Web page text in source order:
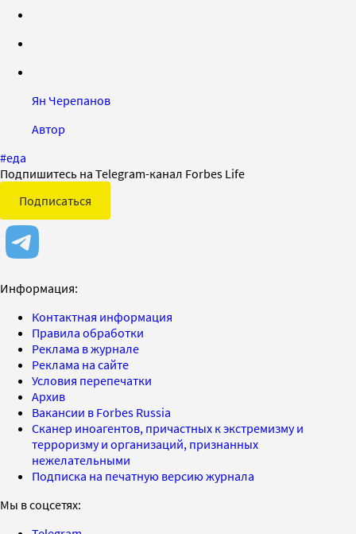
Ян Черепанов
Автор
#еда
Подпишитесь на Telegram-канал Forbes Life
Подписаться
Информация:
Контактная информация
Правила обработки
Реклама в журнале
Реклама на сайте
Условия перепечатки
Архив
Вакансии в Forbes Russia
Сканер иноагентов, причастных к экстремизму и
терроризму и организаций, признанных
нежелательными
Подписка на печатную версию журнала
Мы в соцсетях: